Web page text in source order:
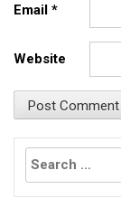
Email *
Website
Search
for: